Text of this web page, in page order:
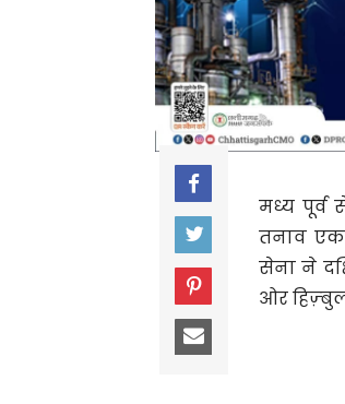
मध्य पूर्व
तनाव एक
सेना ने
ओर